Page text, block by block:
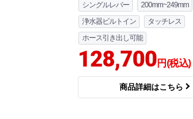
シングルレバー
200mm~249mm
浄水器ビルトイン
タッチレス
ホース引き出し可能
128,700円(税込)
商品詳細はこちら